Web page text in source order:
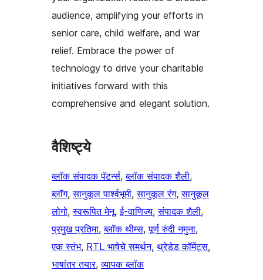
audience, amplifying your efforts in
senior care, child welfare, and war
relief. Embrace the power of
technology to drive your charitable
initiatives forward with this
comprehensive and elegant solution.
वैशिष्ट्ये
ब्लॉक संपादक पॅटर्न्स, ब्लॉक संपादक शैली
ब्लॉग, सानुकूल पार्श्वभूमी, सानुकूल रंग, सानुकूल
लोगो, स्वरूपित मेनू, ई-वाणिज्य, संपादक शैली
प्रमुख प्रतिमा, ब्लॉक थीम्स, पूर्ण रुंदी नमुना
एक स्तंभ, RTL भाषेचे समर्थन, थ्रेडेड कॉमेंट्स
भाषांतर तयार, व्यापक ब्लॉक